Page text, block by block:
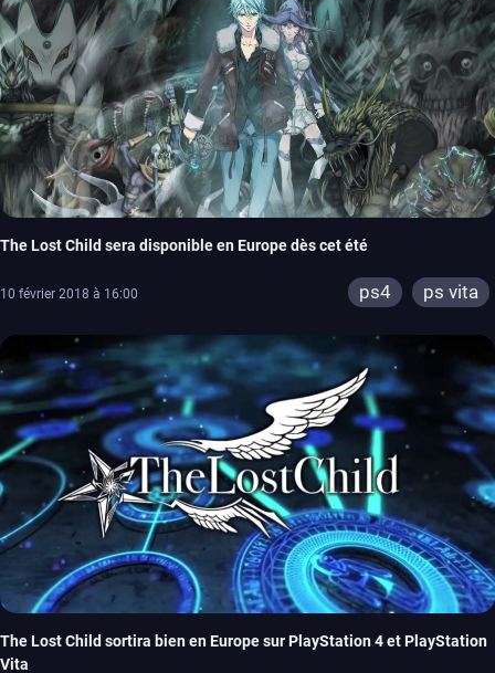
The Lost Child sera disponible en Europe dès cet été
10 février 2018 à 16:00 ps4 ps vita
The Lost Child sortira bien en Europe sur PlayStation 4 et PlayStation
Vita